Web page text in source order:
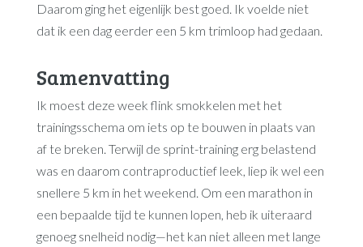
Daarom ging het eigenlijk best goed. Ik voelde niet
dat ik een dag eerder een 5 km trimloop had gedaan.
Samenvatting
Ik moest deze week flink smokkelen met het
trainingsschema om iets op te bouwen in plaats van
af te breken. Terwijl de sprint-training erg belastend
was en daarom contraproductief leek, liep ik wel een
snellere 5 km in het weekend. Om een marathon in
een bepaalde tijd te kunnen lopen, heb ik uiteraard
genoeg snelheid nodig—het kan niet alleen met lange